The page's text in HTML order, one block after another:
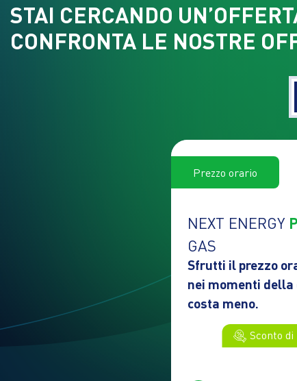
STAI CERCANDO
CONFRONTA LE NOSTRE
Prezzo orario
NEXT ENERGY
GAS
Sfrutti il prezzo
nei momenti
costa meno.
Sconto